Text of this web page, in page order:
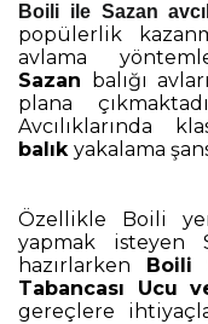
Boili ile Sazan
popülerlik
avlama
Sazan balığı
plana
Avcılıklarında
balık yakalama
Özellikle Boili
yapmak isteyen
hazırlarken Boili
Tabancası Ucu
gereçlere